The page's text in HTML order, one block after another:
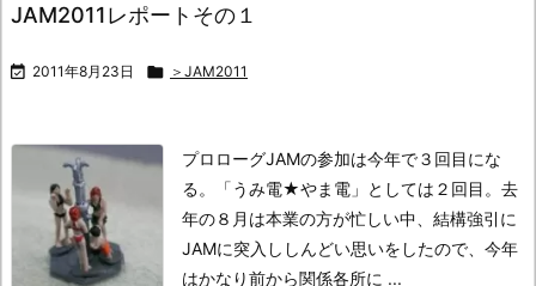
JAM2011レポートその１
 2011年8月23日  ＞JAM2011
プロローグJAMの参加は今年で３回目にな
る。
「うみ電★やま電」としては２回目。 去
年の８月は本業の方が忙しい中、結構強引に
JAMに突入し しんどい思いをしたので、今年
はかなり前から関係各所に ...